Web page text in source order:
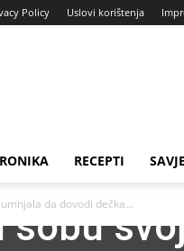
Policy Uslovi korištenja
RECEPTI
da dovodi dečka...
sobu